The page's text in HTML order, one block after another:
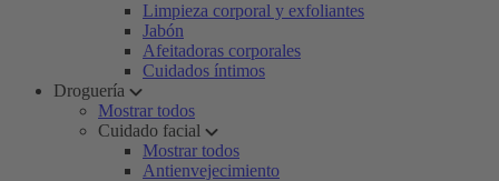
Limpieza corporal y exfoliantes
Jabón
Afeitadoras corporales
Cuidados íntimos
Droguería
Mostrar todos
Cuidado facial
Mostrar todos
Antienvejecimiento